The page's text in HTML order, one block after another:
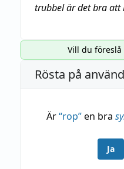
trubbel är det bra att
Vill du
Rösta på
Är“rop”en bra
Ja